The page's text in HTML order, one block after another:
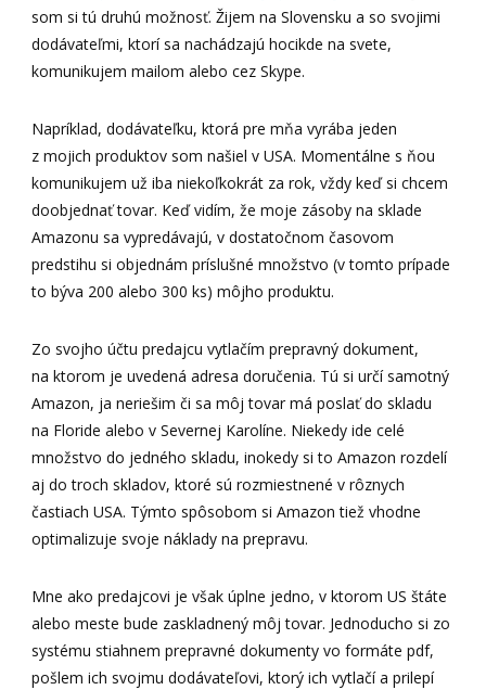
som si tú druhú možnosť. Žijem na Slovensku a so svojimi
dodávateľmi, ktorí sa nachádzajú hocikde na svete,
komunikujem mailom alebo cez Skype.
Napríklad, dodávateľku, ktorá pre mňa vyrába jeden
z mojich produktov som našiel v USA. Momentálne s ňou
komunikujem už iba niekoľkokrát za rok, vždy keď si chcem
doobjednať tovar. Keď vidím, že moje zásoby na sklade
Amazonu sa vypredávajú, v dostatočnom časovom
predstihu si objednám príslušné množstvo (v tomto prípade
to býva 200 alebo 300 ks) môjho produktu.
Zo svojho účtu predajcu vytlačím prepravný dokument,
na ktorom je uvedená adresa doručenia. Tú si určí samotný
Amazon, ja neriešim či sa môj tovar má poslať do skladu
na Floride alebo v Severnej Karolíne. Niekedy ide celé
množstvo do jedného skladu, inokedy si to Amazon rozdelí
aj do troch skladov, ktoré sú rozmiestnené v rôznych
častiach USA. Týmto spôsobom si Amazon tiež vhodne
optimalizuje svoje náklady na prepravu.
Mne ako predajcovi je však úplne jedno, v ktorom US štáte
alebo meste bude zaskladnený môj tovar. Jednoducho si zo
systému stiahnem prepravné dokumenty vo formáte pdf,
pošlem ich svojmu dodávateľovi, ktorý ich vytlačí a prilepí